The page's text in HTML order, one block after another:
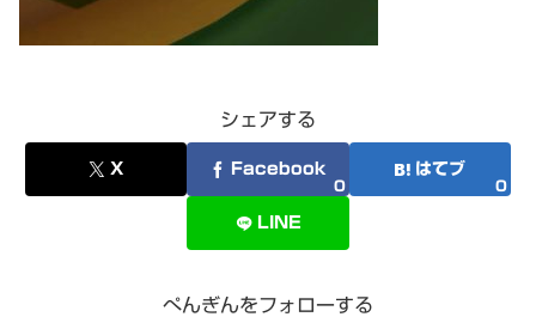
シェアする
X Facebook
0
はてブ
0
LINE
ぺんぎんをフォローする